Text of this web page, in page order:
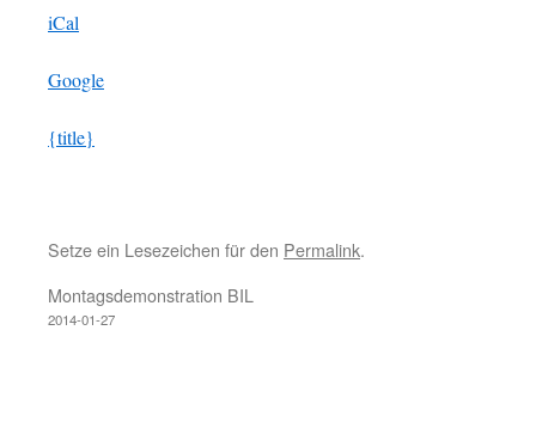
iCal
Google
{title}
Setze ein Lesezeichen für den Permalink.
Montagsdemonstration BIL
2014-01-27